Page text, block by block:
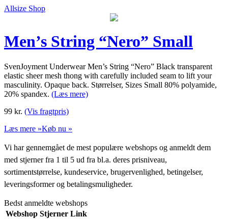
Allsize Shop
Men’s String “Nero” Small
SvenJoyment Underwear Men’s String “Nero” Black transparent
elastic sheer mesh thong with carefully included seam to lift your
masculinity. Opaque back. Størrelser, Sizes Small 80% polyamide,
20% spandex. (Læs mere)
99 kr. (Vis fragtpris)
Læs mere »Køb nu »
Vi har gennemgået de mest populære webshops og anmeldt dem
med stjerner fra 1 til 5 ud fra bl.a. deres prisniveau,
sortimentstørrelse, kundeservice, brugervenlighed, betingelser,
leveringsformer og betalingsmuligheder.
Bedst anmeldte webshops
Webshop Stjerner Link